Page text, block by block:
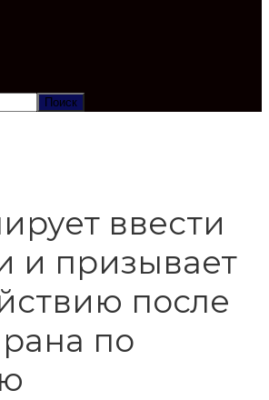
ввести
и призывает
после
по